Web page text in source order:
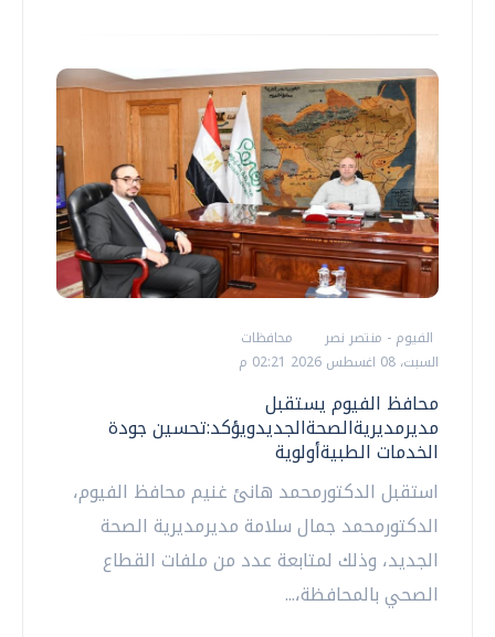
الفيوم - منتصر نصر
محافظات
السبت، 08 اغسطس 2026 02:21 م
محافظ الفيوم يستقبل
مديرمديريةالصحةالجديدويؤكد:تحسين جودة
الخدمات الطبيةأولوية
استقبل الدكتورمحمد هانئ غنيم محافظ الفيوم،
الدكتورمحمد جمال سلامة مديرمديرية الصحة
الجديد، وذلك لمتابعة عدد من ملفات القطاع
الصحي بالمحافظة،...